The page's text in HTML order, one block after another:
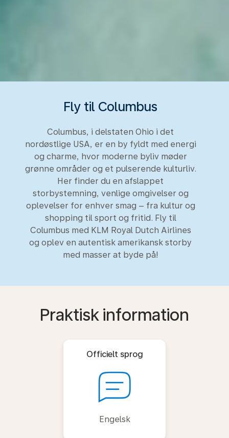
Fly til Columbus
Columbus, i delstaten Ohio i det
nordøstlige USA, er en by fyldt med energi
og charme, hvor moderne byliv møder
grønne områder og et pulserende kulturliv.
Her finder du en afslappet
storbystemning, venlige omgivelser og
oplevelser for enhver smag – fra kultur og
shopping til sport og fritid. Fly til
Columbus med KLM Royal Dutch Airlines
og oplev en autentisk amerikansk storby
med masser at byde på!
Praktisk information
Officielt sprog
Engelsk